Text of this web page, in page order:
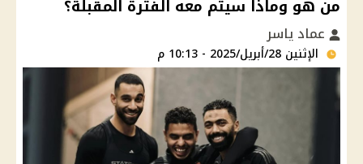
من هو وماذا سيتم معه الفترة المقبلة؟
عماد ياسر
الإثنين 28/أبريل/2025 - 10:13 م